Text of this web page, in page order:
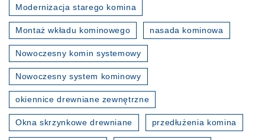
Modernizacja starego komina
Montaż wkładu kominowego nasada kominowa
Nowoczesny komin systemowy
Nowoczesny system kominowy
okiennice drewniane zewnętrzne
Okna skrzynkowe drewniane przedłużenia komina